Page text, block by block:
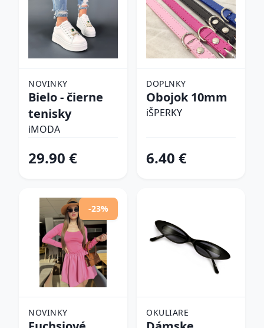
NOVINKY
Bielo - čierne
tenisky
iMODA
29.90 €
DOPLNKY
Obojok 10mm
iŠPERKY
6.40 €
-23%
NOVINKY OKULIARE